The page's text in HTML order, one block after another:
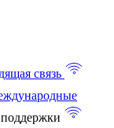
связь